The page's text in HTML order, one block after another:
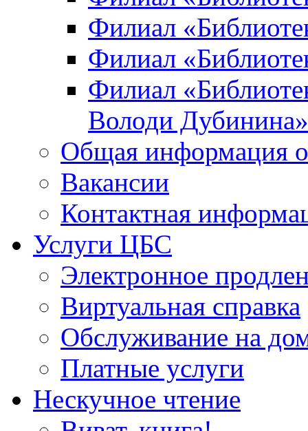
Филиал
Филиал
Филиал
Володи Дубинина»
Общая информация
Вакансии
Контактная
Услуги ЦБС
Электронное
Виртуальная справка
Обслуживание на
Платные услуги
Нескучное чтение